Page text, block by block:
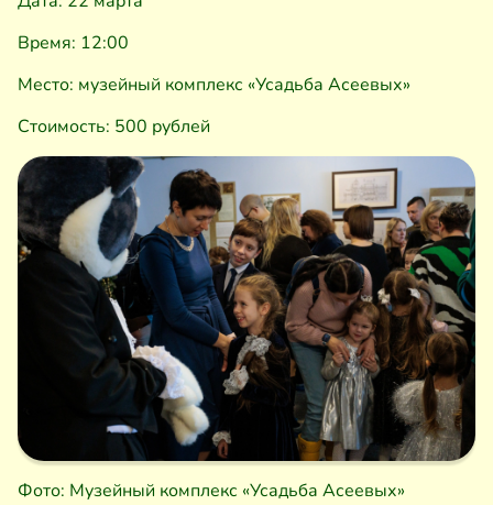
Время: 12:00
Место: музейный комплекс «Усадьба Асеевых»
Стоимость: 500 рублей
Фото: Музейный комплекс «Усадьба Асеевых»